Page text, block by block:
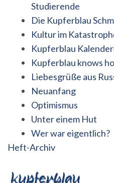
Studierende
Die Kupferblau
Kultur im
Kupferblau
Kupferblau knows
Liebesgrüße aus
Neuanfang
Optimismus
Unter einem Hut
Wer war eigentlich?
Heft-Archiv